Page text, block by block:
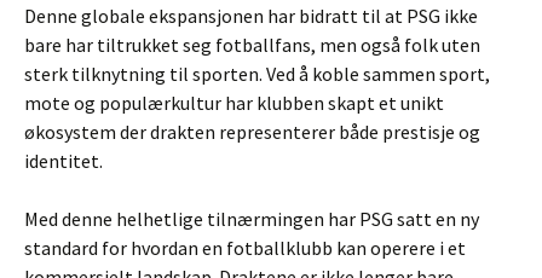
Denne globale ekspansjonen har bidratt til at PSG ikke
bare har tiltrukket seg fotballfans, men også folk uten
sterk tilknytning til sporten. Ved å koble sammen sport,
mote og populærkultur har klubben skapt et unikt
økosystem der drakten representerer både prestisje og
identitet.
Med denne helhetlige tilnærmingen har PSG satt en ny
standard for hvordan en fotballklubb kan operere i et